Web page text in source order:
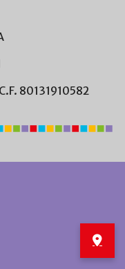
C.F. 80131910582